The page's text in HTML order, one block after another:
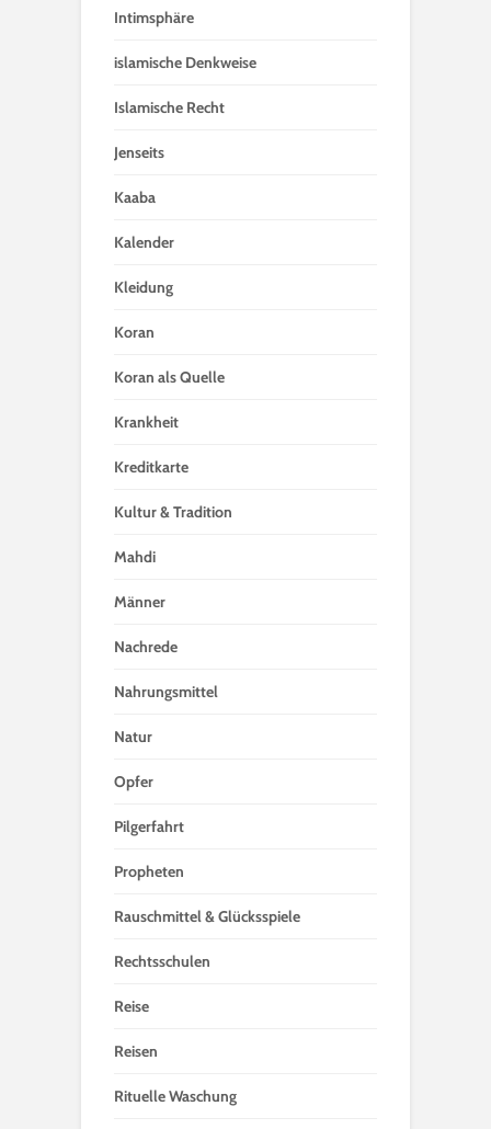
Intimsphäre
islamische Denkweise
Islamische Recht
Jenseits
Kaaba
Kalender
Kleidung
Koran
Koran als Quelle
Krankheit
Kreditkarte
Kultur & Tradition
Mahdi
Männer
Nachrede
Nahrungsmittel
Natur
Opfer
Pilgerfahrt
Propheten
Rauschmittel & Glücksspiele
Rechtsschulen
Reise
Reisen
Rituelle Waschung